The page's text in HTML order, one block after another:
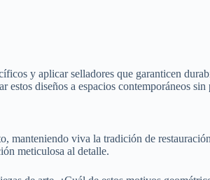
y aplicar selladores que garanticen
diseños a espacios contemporáneos sin
viva la tradición de
meticulosa al detalle.